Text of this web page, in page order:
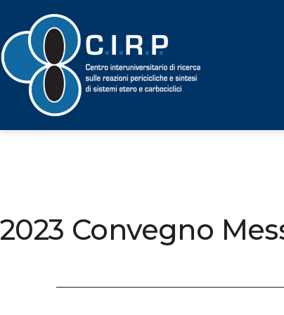
2023 Convegno